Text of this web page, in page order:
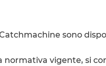
sono
normativa vigente, si